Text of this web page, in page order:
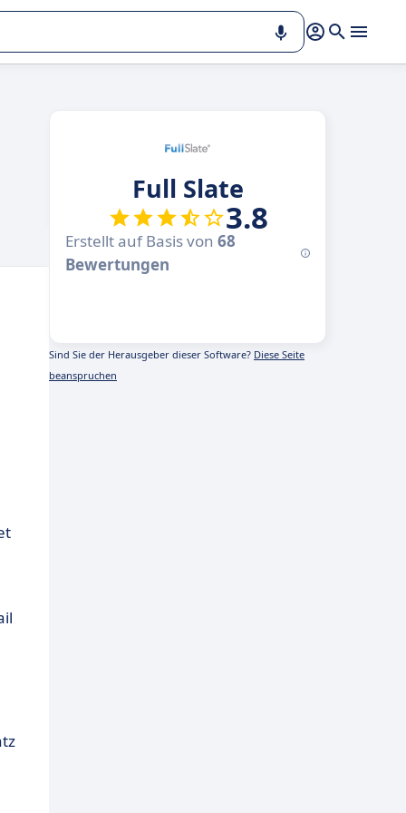
Full Slate
3.8
Erstellt auf Basis von 68
Bewertungen
Sind Sie der Herausgeber dieser Software? Diese Seite
beanspruchen